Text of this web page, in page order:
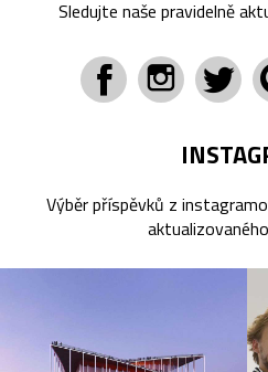
Sledujte naše pravidelně
Výběr příspěvků z